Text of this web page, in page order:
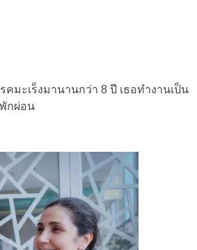
ะเร็งมานานกว่า 8 ปี เธอทำงานเป็น
กผ่อน